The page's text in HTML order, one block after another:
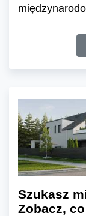
Szukasz
Zobacz,